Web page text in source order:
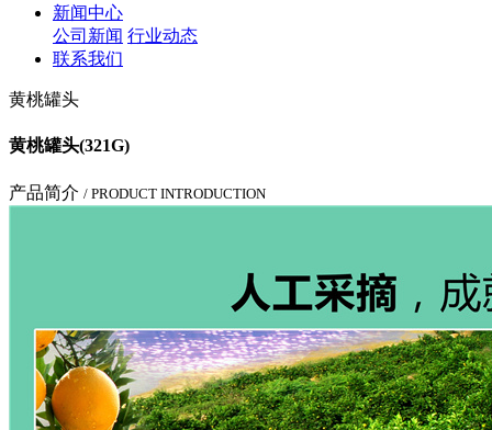
新闻中心
公司新闻 行业动态
联系我们
黄桃罐头
黄桃罐头(321G)
产品简介 / PRODUCT INTRODUCTION